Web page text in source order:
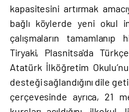
kapasitesini artırmak
bağlı köylerde yeni okul
çalışmaların
Tiryaki, Plasnitsa'da
Atatürk İlköğretim
desteği sağlandığını dile
çerçevesinde ayrıca, 21